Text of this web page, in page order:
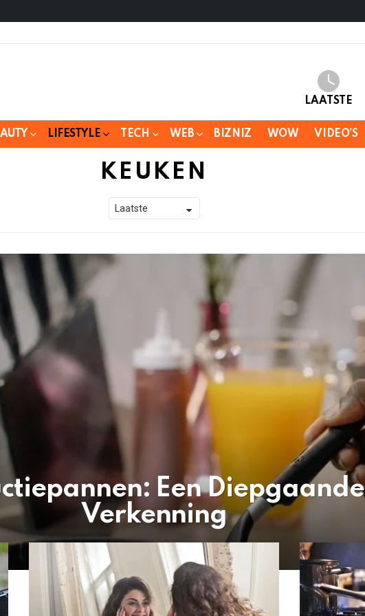
LAATSTE
LIFESTYLE TECH WEB BIZNIZ WOW VIDEO’S
KEUKEN
Een Diepgaande
Verkenning